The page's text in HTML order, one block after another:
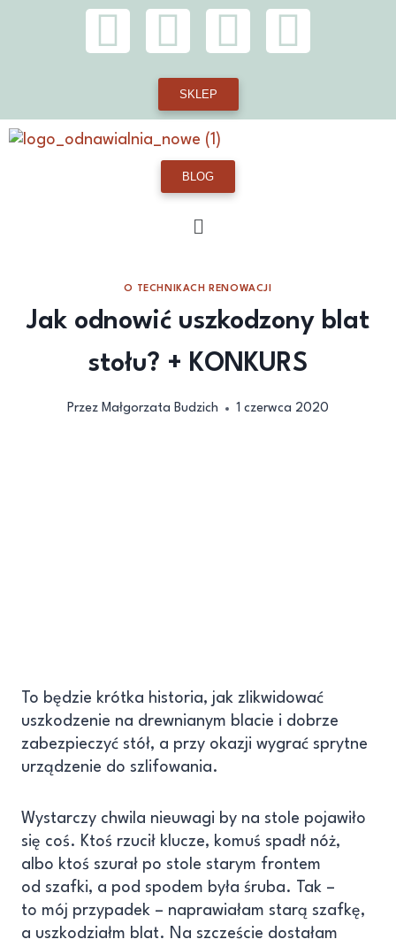
SKLEP
BLOG
O TECHNIKACH RENOWACJI
Jak odnowić uszkodzony blat
stołu? + KONKURS
Przez Małgorzata Budzich 1 czerwca 2020
To będzie krótka historia, jak zlikwidować
uszkodzenie na drewnianym blacie i dobrze
zabezpieczyć stół, a przy okazji wygrać sprytne
urządzenie do szlifowania.
Wystarczy chwila nieuwagi by na stole pojawiło
się coś. Ktoś rzucił klucze, komuś spadł nóż,
albo ktoś szurał po stole starym frontem
od szafki, a pod spodem była śruba. Tak –
to mój przypadek – naprawiałam starą szafkę,
a uszkodziałm blat. Na szczeście dostałam